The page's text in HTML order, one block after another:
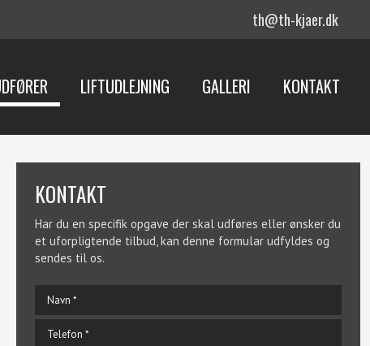
th@th-kjaer.dk
LIFTUDLEJNING GALLERI KONTAKT
KONTAKT​
Har du en specifik opgave der skal udføres eller ønsker du
et uforpligtende tilbud, kan denne formular udfyldes og
sendes til os.